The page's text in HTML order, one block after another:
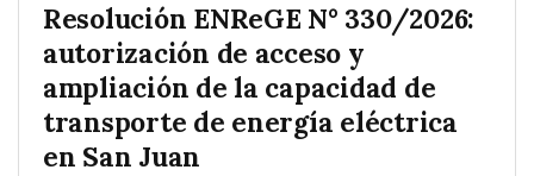
Resolución ENReGE N° 330/2026:
autorización de acceso y
ampliación de la capacidad de
transporte de energía eléctrica
en San Juan